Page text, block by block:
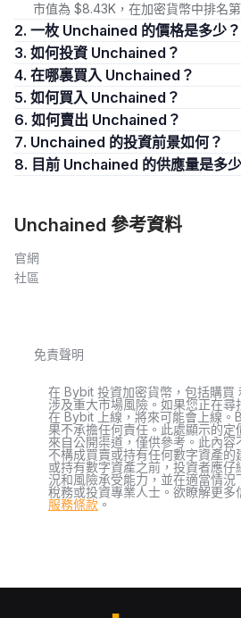
市值為 $8.43K，在加密貨幣中排名
2. 一枚 Unchained 的價格是多少？
3. 如何投資 Unchained？
4. 在哪裏買入 Unchained？
5. 如何買入 Unchained？
6. 如何賣出 Unchained？
7. Unchained 的投資前景如何？
8. 目前 Unchained 的供應量是多
Unchained 參考資料
官網
社區
免責聲明
在 Bybit 投資加密貨幣，包括購買
涉及重大市場風險。如果您正在尋
在 Bybit 上線，將來可能會上線。
果不承擔任何責任。此處顯示的定
來自公開渠道，僅供參考。此內容
不構成買賣或持有任何數字資產的
或持有數字資產之前，投資者應仔
況和風險承受能力，並在適當情況
稅務或投資專業人士。欲瞭解更多
服務條款 。